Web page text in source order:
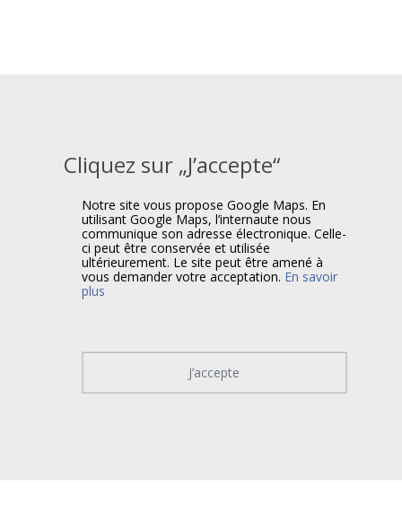
Cliquez sur „J’accepte“
Notre site vous propose Google Maps. En
utilisant Google Maps, l’internaute nous
communique son adresse électronique. Celle-
ci peut être conservée et utilisée
ultérieurement. Le site peut être amené à
vous demander votre acceptation. En savoir
plus
J’accepte